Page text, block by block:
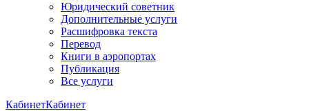
Юридический советник
Дополнительные услуги
Расшифровка текста
Перевод
Книги в аэропортах
Публикация
Все услуги
КабинетКабинет